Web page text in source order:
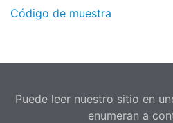
Código de muestra
Puede leer nuestro sitio en
enumeran a